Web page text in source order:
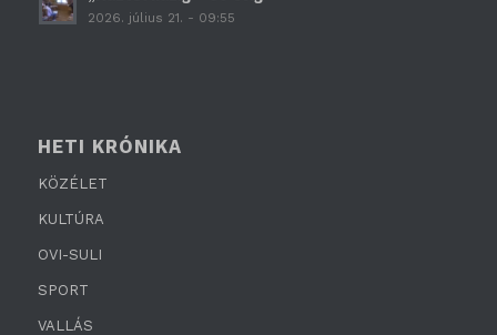
2026. július 21. - 09:55
HETI KRÓNIKA
KÖZÉLET
KULTÚRA
OVI-SULI
SPORT
VALLÁS